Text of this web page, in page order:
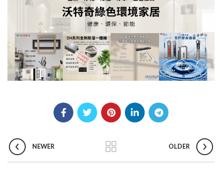
NEWER OLDER